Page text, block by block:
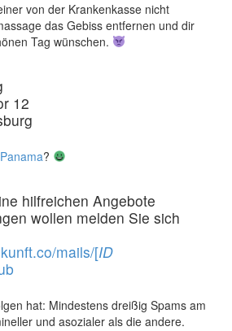
von der Krankenkasse nicht
das Gebiss entfernen und dir
Tag wünschen.
12
?
hilfreichen Angebote
wollen melden Sie sich
mails/[ID
hat: Mindestens dreißig Spams am
und asozialer als die andere.